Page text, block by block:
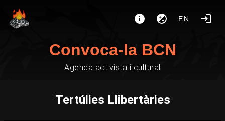
EN
Convoca-la BCN
Agenda activista i cultural
Tertúlies Llibertàries